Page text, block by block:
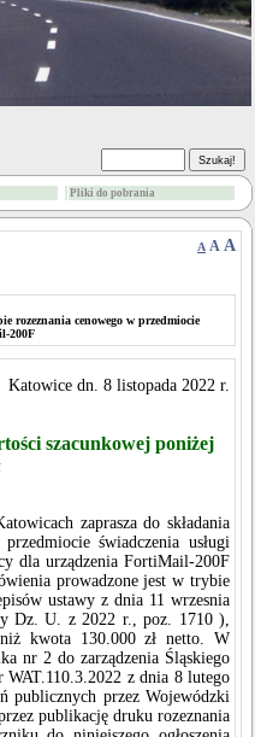
Pliki do pobrania
A A A
rozeznania cenowego w przedmiocie
200F
Katowice dn. 8 listopada 2022 r.
szacunkowej poniżej
zaprasza do składania
świadczenia usługi
dla urządzenia FortiMail-200F
prowadzone jest w trybie
ustawy z dnia 11 wrzesnia
Dz. U. z 2022 r., poz. 1710 ),
kwota 130.000 zł netto. W
nr 2 do zarządzenia Śląskiego
z dnia 8 lutego
publicznych przez Wojewódzki
publikację druku rozeznania